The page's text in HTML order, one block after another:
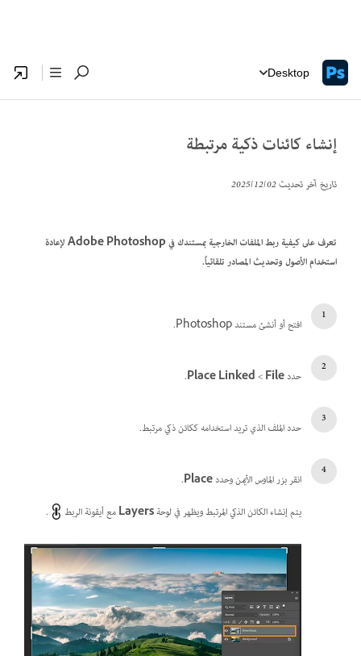
Desktop
إنشاء كائنات ذكية مرتبطة
تاريخ آخر تحديث02‏/12‏/2025
تعرف على كيفية ربط الملفات الخارجية بمستندك في Adobe Photoshop لإعادة
استخدام الأصول وتحديث المصادر تلقائياً.
افتح أو أنشئ مستند Photoshop.
حددFile
>
.
حدد الملف الذي تريد استخدامه ككائن ذكي مرتبط.
انقر بزر الماوس الأيمن وحددPlace
.
يتم إنشاء الكائن الذكي المرتبط ويظهر في لوحةLayersمع أيقونة الربط .